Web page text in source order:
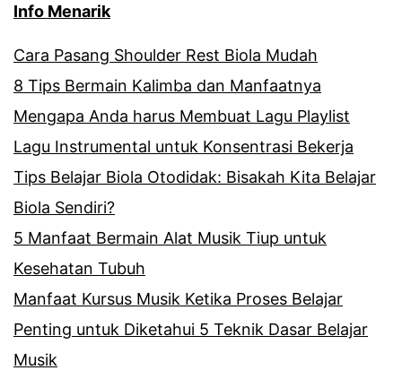
Info Menarik
Cara Pasang Shoulder Rest Biola Mudah
8 Tips Bermain Kalimba dan Manfaatnya
Mengapa Anda harus Membuat Lagu Playlist
Lagu Instrumental untuk Konsentrasi Bekerja
Tips Belajar Biola Otodidak: Bisakah Kita Belajar
Biola Sendiri?
5 Manfaat Bermain Alat Musik Tiup untuk
Kesehatan Tubuh
Manfaat Kursus Musik Ketika Proses Belajar
Penting untuk Diketahui 5 Teknik Dasar Belajar
Musik